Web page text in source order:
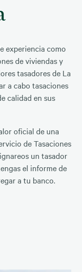
experiencia como
de viviendas y
tasadores de La
a cabo tasaciones
calidad en sus
oficial de una
de Tasaciones
un tasador
el informe de
a tu banco.